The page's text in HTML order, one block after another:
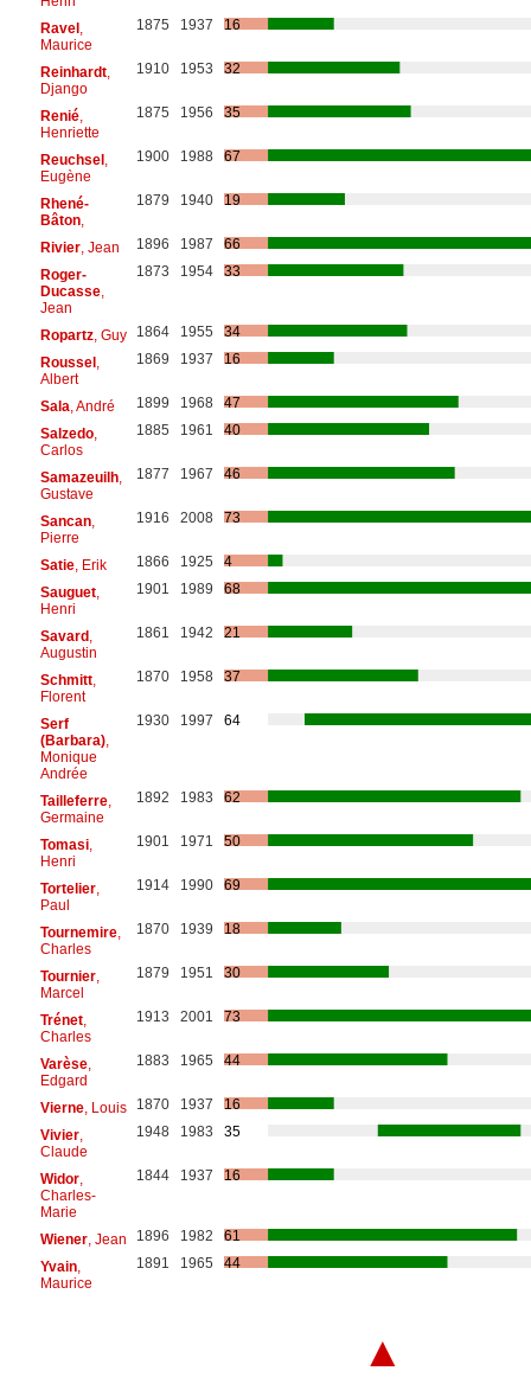
Ravel,
Maurice
1875 1937 16
Reinhardt,
Django
1910 1953 32
Renié,
Henriette
1875 1956 35
Reuchsel,
Eugène
1900 1988 67
Rhené-
Bâton,
1879 1940 19
Rivier, Jean 1896 1987
66
Roger-
Ducasse,
Jean
1873 1954 33
Ropartz, Guy 1864 1955
34
Roussel,
Albert
1869 1937 16
Sala , André 1899 1968
47
Salzedo,
Carlos
1885 1961 40
Samazeuilh,
Gustave
1877 1967 46
Sancan,
Pierre
1916 2008 73
Satie, Erik 1866 1925
4
Sauguet,
Henri
1901 1989 68
Savard,
Augustin
1861 1942 21
Schmitt,
Florent
1870 1958 37
Serf
(Barbara),
Monique
Andrée
1930 1997 64
Tailleferre,
Germaine
1892 1983 62
Tomasi,
Henri
1901 1971 50
Tortelier,
Paul
1914 1990 69
Tournemire,
Charles
1870 1939 18
Tournier,
Marcel
1879 1951 30
Trénet,
Charles
1913 2001 73
Varèse,
Edgard
1883 1965 44
Vierne, Louis 1870 1937
16
Vivier,
Claude
1948 1983 35
Widor,
Charles-
Marie
1844 1937 16
Wiener, Jean 1896 1982
61
Yvain,
Maurice
1891 1965 44
▲